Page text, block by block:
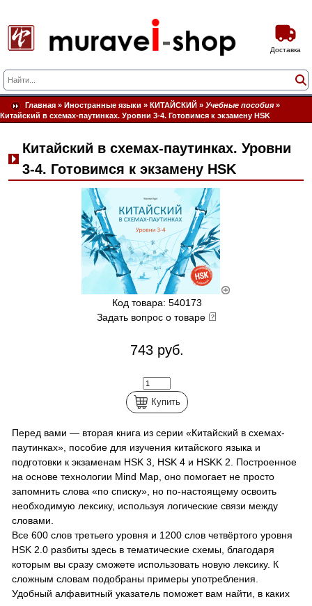
Доставка
Главная » Иностранные языки » КИТАЙСКИЙ » Учебные пособия»
Китайский в схемах-паутинках. Уровни 3-4. Готовимся к экзамену HSK
Китайский в схемах-паутинках. Уровни
3-4. Готовимся к экзамену HSK
Код товара: 540173
Задать вопрос о товаре
743 руб.
Купить
Перед вами — вторая книга из серии «Китайский в схемах-
паутинках», пособие для изучения китайского языка и
подготовки к экзаменам HSK 3, HSK 4 и HSKK 2. Построенное
на основе технологии Mind Map, оно помогает не просто
запомнить слова «по списку», но по-настоящему освоить
необходимую лексику, используя логические связи между
словами.
Все 600 слов третьего уровня и 1200 слов четвёртого уровня
HSK 2.0 разбиты здесь в тематические схемы, благодаря
которым вы сразу сможете использовать новую лексику. К
сложным словам подобраны примеры употребления.
Удобный алфавитный указатель поможет вам найти, в каких